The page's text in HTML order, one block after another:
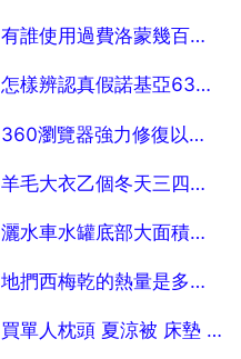
2025-07-25 有誰使用過費洛蒙幾百塊是真的嗎？
2025-07-25 怎樣辨認真假諾基亞6300，剛買了乙個6300，老覺得是假的
2025-07-25 360瀏覽器強力修復以後無法連線網路
2025-07-25 羊毛大衣乙個冬天三四次可以嗎
2025-07-25 灑水車水罐底部大面積漏水可以做防水嗎
2025-07-25 地捫西梅乾的熱量是多少？
2025-07-25 買單人枕頭 夏涼被 床墊 最低消費是多少